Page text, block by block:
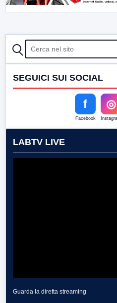
CERCA
SEGUICI SUI SOCIAL
f
Facebook
◎
LABTV LIVE
Guarda la diretta streaming